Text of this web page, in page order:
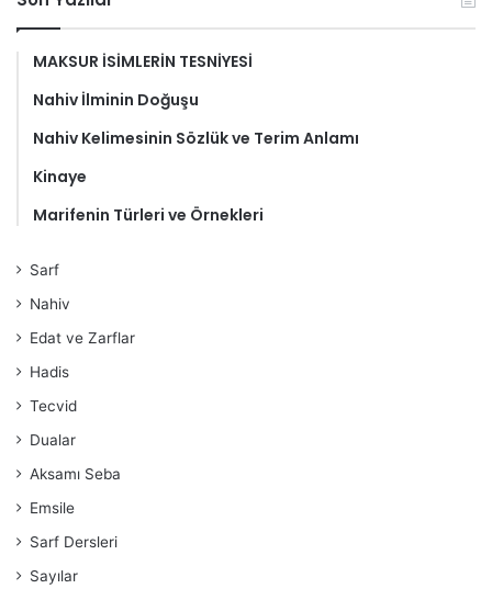
MAKSUR İSİMLERİN TESNİYESİ
Nahiv İlminin Doğuşu
Nahiv Kelimesinin Sözlük ve Terim Anlamı
Kinaye
Marifenin Türleri ve Örnekleri
Sarf
Nahiv
Edat ve Zarflar
Hadis
Tecvid
Dualar
Aksamı Seba
Emsile
Sarf Dersleri
Sayılar